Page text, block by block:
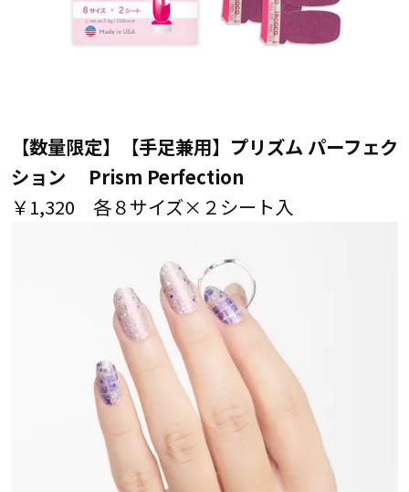
【数量限定】【手足兼用】プリズム パーフェク
ション Prism Perfection
￥1,320 各８サイズ×２シート入